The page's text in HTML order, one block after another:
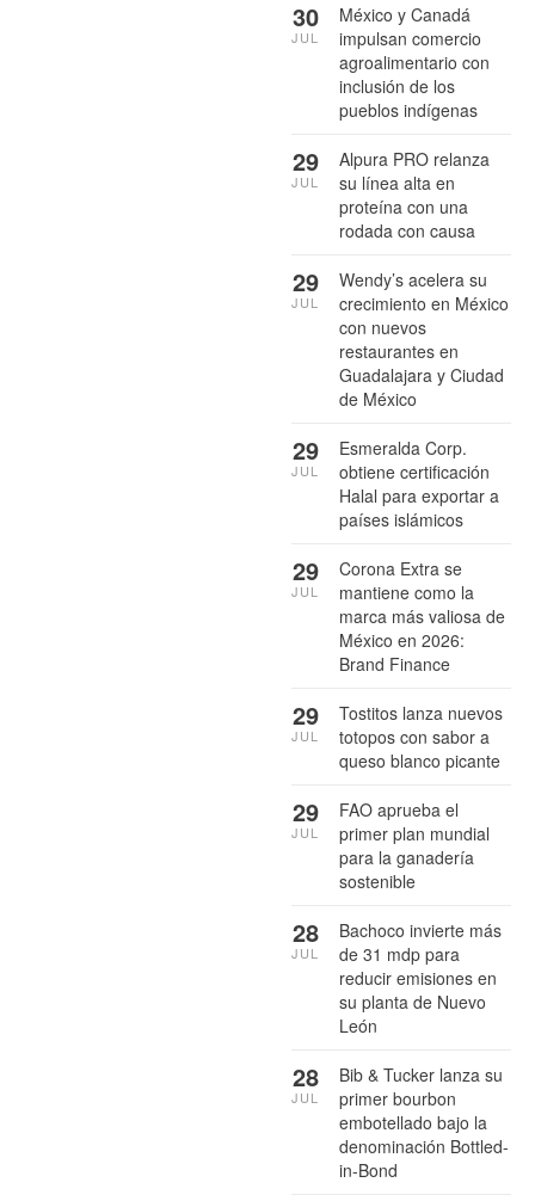
México y Canadá
impulsan comercio
agroalimentario con
inclusión de los
pueblos indígenas
30
JUL
Alpura PRO relanza
su línea alta en
proteína con una
rodada con causa
29
JUL
Wendy’s acelera su
crecimiento en México
con nuevos
restaurantes en
Guadalajara y Ciudad
de México
29
JUL
Esmeralda Corp.
obtiene certificación
Halal para exportar a
países islámicos
29
JUL
Corona Extra se
mantiene como la
marca más valiosa de
México en 2026:
Brand Finance
29
JUL
Tostitos lanza nuevos
totopos con sabor a
queso blanco picante
29
JUL
FAO aprueba el
primer plan mundial
para la ganadería
sostenible
29
JUL
Bachoco invierte más
de 31 mdp para
reducir emisiones en
su planta de Nuevo
León
28
JUL
Bib & Tucker lanza su
primer bourbon
embotellado bajo la
denominación Bottled-
in-Bond
28
JUL